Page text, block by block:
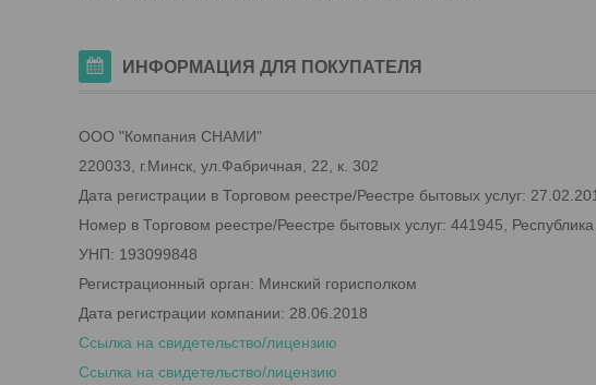
ИНФОРМАЦИЯ ДЛЯ ПОКУПАТЕЛЯ
ООО "Компания СНАМИ"
220033, г.Минск, ул.Фабричная, 22, к. 302
Дата регистрации в Торговом реестре/Реестре бытовых услуг:
Номер в Торговом реестре/Реестре бытовых услуг: 441945,
УНП: 193099848
Регистрационный орган: Минский горисполком
Дата регистрации компании: 28.06.2018
Ссылка на свидетельство/лицензию
Ссылка на свидетельство/лицензию